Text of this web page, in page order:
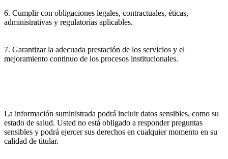
6. Cumplir con obligaciones legales, contractuales, éticas,
administrativas y regulatorias aplicables.
7. Garantizar la adecuada prestación de los servicios y el
mejoramiento continuo de los procesos institucionales.
La información suministrada podrá incluir datos sensibles, como su
estado de salud. Usted no está obligado a responder preguntas
sensibles y podrá ejercer sus derechos en cualquier momento en su
calidad de titular.